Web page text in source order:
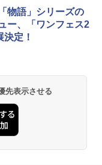
ブル
イヤレス コントロー
イト)
イヤレス コントロー
ray]
無限城編 第一章 猗
物語」シリーズの
ー、「ワンフェス2
定！
先表示させる